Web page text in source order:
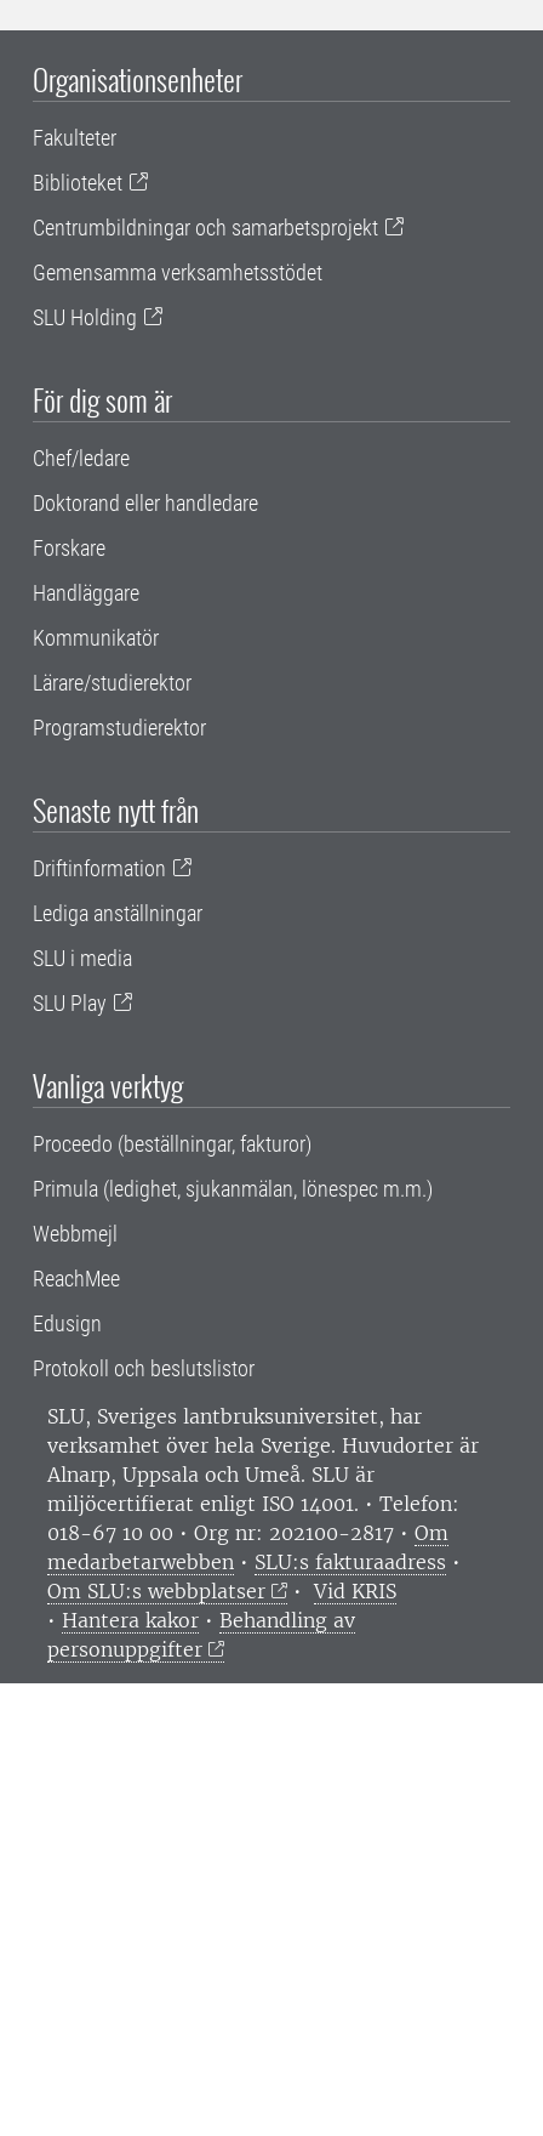
Organisationsenheter
Fakulteter
Biblioteket
Centrumbildningar och samarbetsprojekt
Gemensamma verksamhetsstödet
SLU Holding
För dig som är
Chef/ledare
Doktorand eller handledare
Forskare
Handläggare
Kommunikatör
Lärare/studierektor
Programstudierektor
Senaste nytt från
Driftinformation
Lediga anställningar
SLU i media
SLU Play
Vanliga verktyg
Proceedo (beställningar, fakturor)
Primula (ledighet, sjukanmälan, lönespec m.m.)
Webbmejl
ReachMee
Edusign
Protokoll och beslutslistor
SLU, Sveriges lantbruksuniversitet, har
verksamhet över hela Sverige. Huvudorter är
Alnarp, Uppsala och Umeå. SLU är
miljöcertifierat enligt ISO 14001. • Telefon:
018-67 10 00 • Org nr: 202100-2817 • Om
medarbetarwebben • SLU:s fakturaadress •
Om SLU:s webbplatser
•Vid KRIS
• Hantera kakor • Behandling av
personuppgifter